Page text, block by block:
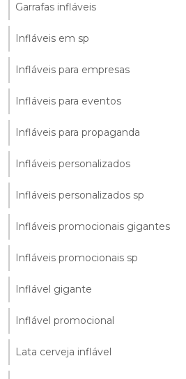
Garrafas infláveis
Infláveis em sp
Infláveis para empresas
Infláveis para eventos
Infláveis para propaganda
Infláveis personalizados
Infláveis personalizados sp
Infláveis promocionais gigantes
Infláveis promocionais sp
Inflável gigante
Inflável promocional
Lata cerveja inflável